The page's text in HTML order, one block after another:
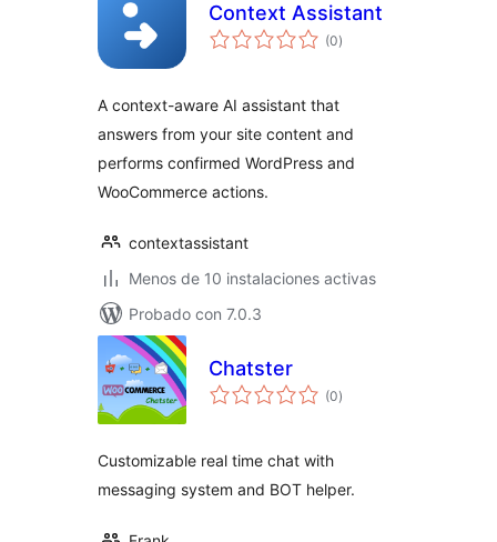
Context Assistant
(0total
de
)
A context-aware AI assistant that
answers from your site content and
performs confirmed WordPress and
WooCommerce actions.
contextassistant
Menos de 10 instalaciones activas
Probado con 7.0.3
Chatster
(0total
de
)
Customizable real time chat with
messaging system and BOT helper.